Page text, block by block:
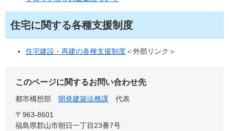
住宅に関する各種支援制度
住宅建設・再建の各種支援制度＜外部リンク＞
このページに関するお問い合わせ先
都市構想部 開発建築法務課
代表
〒963-8601
福島県郡山市朝日一丁目23番7号